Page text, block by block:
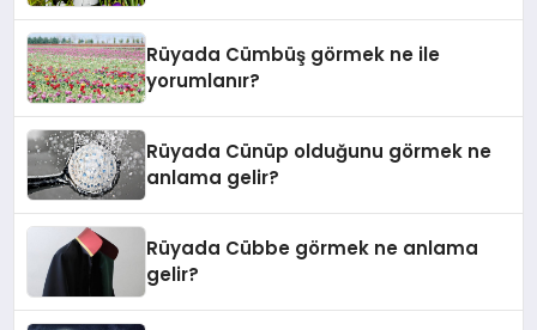
Rüyada Cümbüş görmek ne ile
yorumlanır?
Rüyada Cünüp olduğunu görmek ne
anlama gelir?
Rüyada Cübbe görmek ne anlama
gelir?